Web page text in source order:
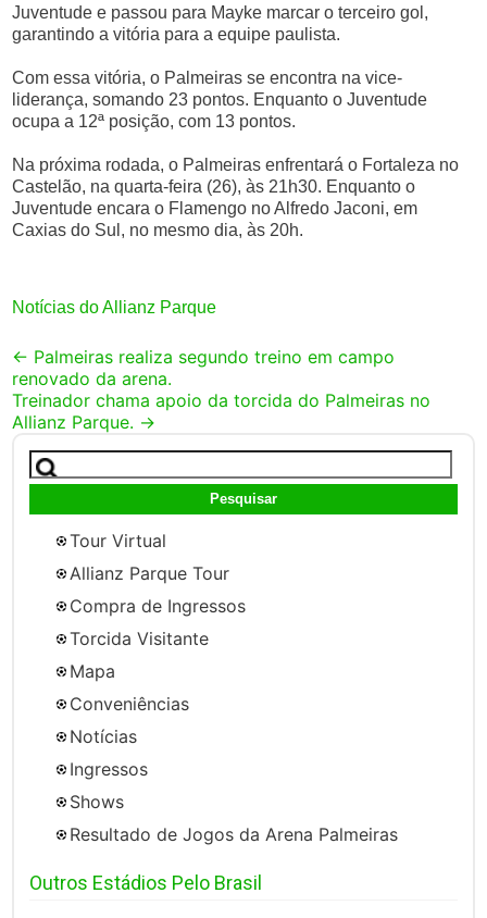
Juventude e passou para Mayke marcar o terceiro gol,
garantindo a vitória para a equipe paulista.
Com essa vitória, o Palmeiras se encontra na vice-
liderança, somando 23 pontos. Enquanto o Juventude
ocupa a 12ª posição, com 13 pontos.
Na próxima rodada, o Palmeiras enfrentará o Fortaleza no
Castelão, na quarta-feira (26), às 21h30. Enquanto o
Juventude encara o Flamengo no Alfredo Jaconi, em
Caxias do Sul, no mesmo dia, às 20h.
Notícias do Allianz Parque
Post
navigation
← Palmeiras realiza segundo treino em campo
renovado da arena.
Treinador chama apoio da torcida do Palmeiras no
Allianz Parque. →
Pesquisar
por:
Tour Virtual
Allianz Parque Tour
Compra de Ingressos
Torcida Visitante
Mapa
Conveniências
Notícias
Ingressos
Shows
Resultado de Jogos da Arena Palmeiras
Outros Estádios Pelo Brasil